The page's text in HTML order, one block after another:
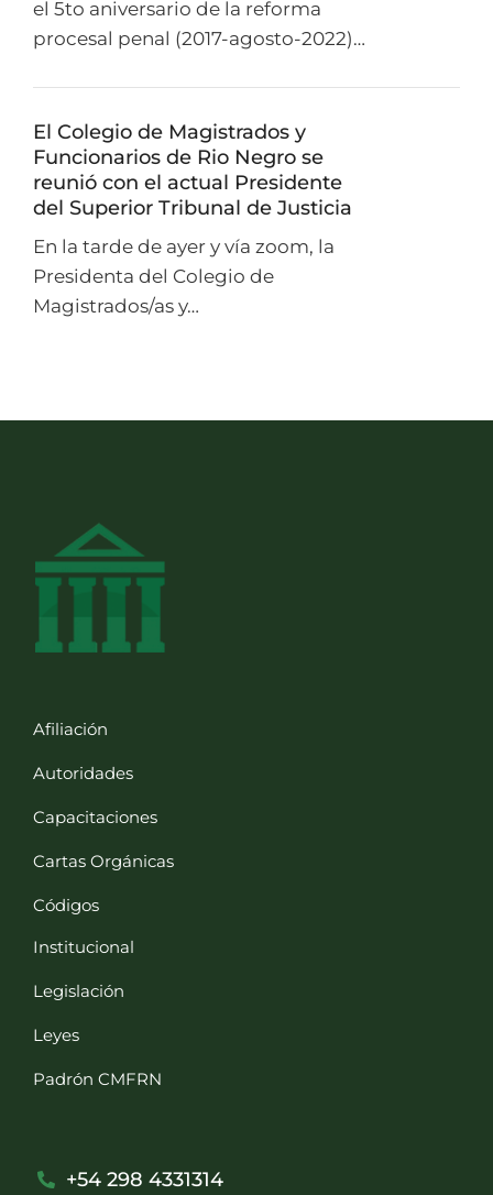
el 5to aniversario de la reforma
procesal penal (2017-agosto-2022)…
El Colegio de Magistrados y
Funcionarios de Rio Negro se
reunió con el actual Presidente
del Superior Tribunal de Justicia
En la tarde de ayer y vía zoom, la
Presidenta del Colegio de
Magistrados/as y…
Afiliación
Autoridades
Capacitaciones
Cartas Orgánicas
Códigos
Institucional
Legislación
Leyes
Padrón CMFRN
+54 298 4331314